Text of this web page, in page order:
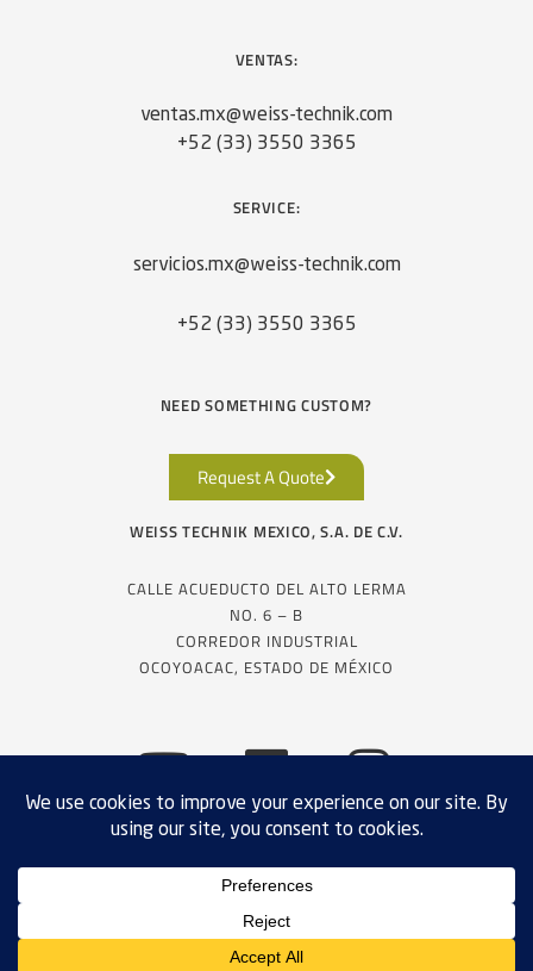
Solicitar asesoría
VENTAS:
ventas.mx@weiss-technik.com
+52 (33) 3550 3365
SERVICE:
servicios.mx@weiss-technik.com
+52 (33) 3550 3365
NEED SOMETHING CUSTOM?
Request A Quote
WEISS TECHNIK MEXICO, S.A. DE C.V.
CALLE ACUEDUCTO DEL ALTO LERMA
NO. 6 – B
CORREDOR INDUSTRIAL
OCOYOACAC, ESTADO DE MÉXICO
TERMS & CONDITIONS
@ 2024 WEISS-TECHNIK, ALL RIGHTS RESERVED